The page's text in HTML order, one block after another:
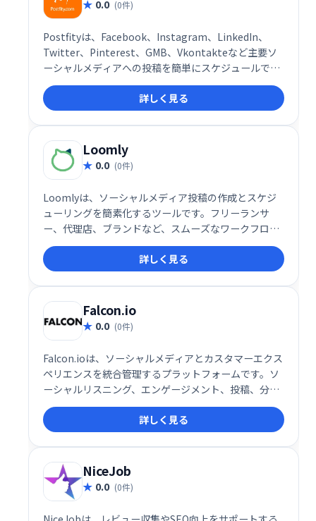
0.0 (0件)
Postfityは、Facebook、Instagram、LinkedIn、
Twitter、Pinterest、GMB、Vkontakteなど主要ソ
ーシャルメディアへの投稿を簡単にスケジュールでき
るツールです。シンプルな操作で時間を節約し、ビジ
ネスの成長を加速させます。複数のプラットフォーム
を一括管理し、効率的なソーシャルメディアマーケテ
ィングを実現しましょう。
詳しく見る
Loomly
0.0 (0件)
Loomlyは、ソーシャルメディア投稿の作成とスケジ
ューリングを簡素化するツールです。フリーランサ
ー、代理店、ブランドなど、スムーズなワークフロー
を求めるユーザーに最適です。直感的なソーシャルメ
ディアカレンダーで、投稿の作成、スケジュール設
定、管理を効率化し、時間と労力を節約できます。チ
ームでの共同作業もスムーズに行えます。ソーシャル
メディア戦略の効率化を実現し、エンゲージメントの
向上をサポートします。
詳しく見る
Falcon.io
0.0 (0件)
Falcon.ioは、ソーシャルメディアとカスタマーエクス
ペリエンスを統合管理するプラットフォームです。ソ
ーシャルリスニング、エンゲージメント、投稿、分
析、ベンチマークなど、マーケティングに必要な機能
を網羅。直感的なUIと強力なサポートで、顧客一人ひ
とりに合わせたパーソナライズされたブランド体験を
提供し、ビジネスの成長を支援します。
詳しく見る
NiceJob
0.0 (0件)